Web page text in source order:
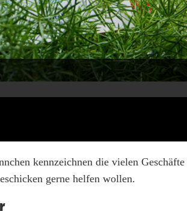
kennzeichnen die vielen
gerne helfen wollen.